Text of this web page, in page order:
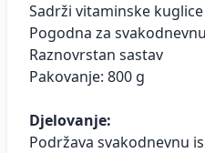
Sadrži vitaminske
Pogodna za
Raznovrstan sastav
Pakovanje: 800 g
Djelovanje:
Podržava svakodnevnu